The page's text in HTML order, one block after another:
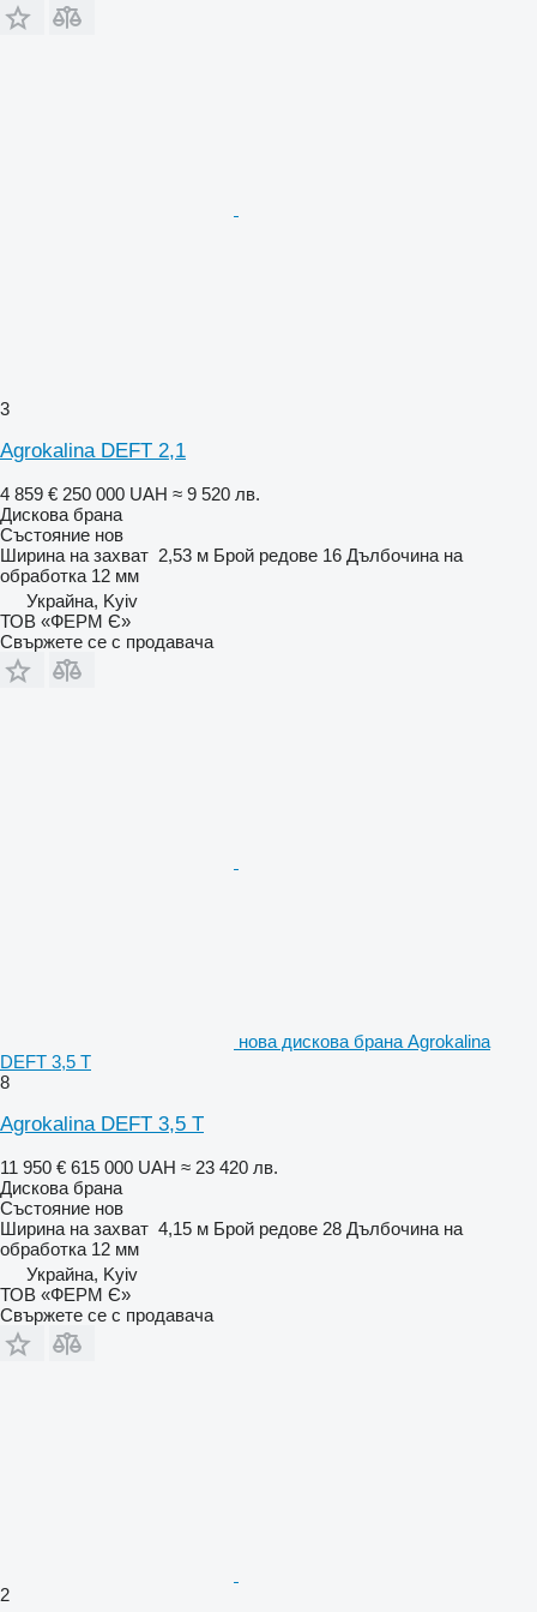
3
Agrokalina DEFT 2,1
4 859 € 250 000 UAH ≈ 9 520 лв.
Дискова брана
Състояние нов
Ширина на захват 2,53 м Брой редове 16 Дълбочина на
обработка 12 мм
Украйна, Kyiv
ТОВ «ФЕРМ Є»
Свържете се с продавача
нова дискова брана Agrokalina
DEFT 3,5 T
8
Agrokalina DEFT 3,5 T
11 950 € 615 000 UAH ≈ 23 420 лв.
Дискова брана
Състояние нов
Ширина на захват 4,15 м Брой редове 28 Дълбочина на
обработка 12 мм
Украйна, Kyiv
ТОВ «ФЕРМ Є»
Свържете се с продавача
2